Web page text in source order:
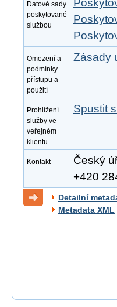
Datové sady
poskytované
službou
Omezení a
podmínky
přístupu a
použití
Zásady
Prohlížení
služby ve
veřejném
klientu
Spustit
Kontakt
Český
+420
Detailní
Metadata XML